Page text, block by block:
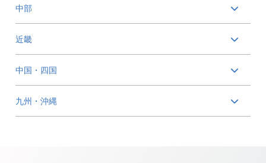
中部
近畿
中国・四国
九州・沖縄